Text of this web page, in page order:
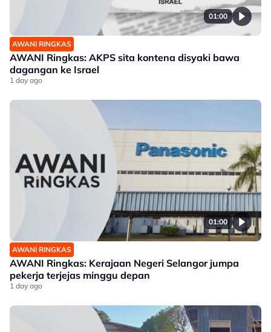
01:00
AWANI RINGKAS
AWANI Ringkas: AKPS sita kontena disyaki bawa
dagangan ke Israel
1 day ago
01:00
AWANI RINGKAS
AWANI Ringkas: Kerajaan Negeri Selangor jumpa
pekerja terjejas minggu depan
1 day ago